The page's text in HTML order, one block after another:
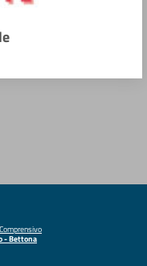
- Bettona